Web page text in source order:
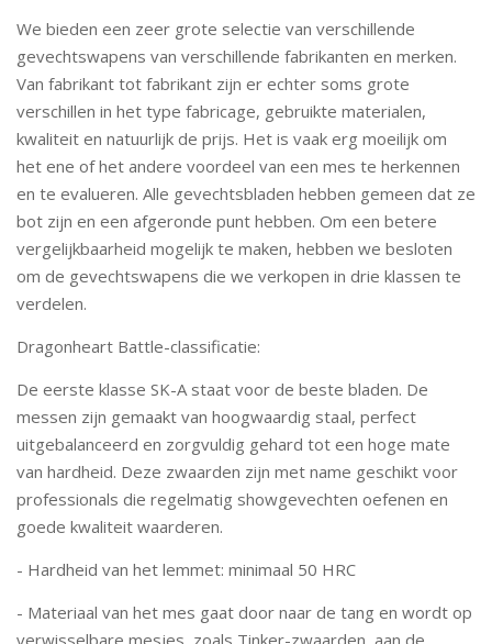
We bieden een zeer grote selectie van verschillende
gevechtswapens van verschillende fabrikanten en merken.
Van fabrikant tot fabrikant zijn er echter soms grote
verschillen in het type fabricage, gebruikte materialen,
kwaliteit en natuurlijk de prijs. Het is vaak erg moeilijk om
het ene of het andere voordeel van een mes te herkennen
en te evalueren. Alle gevechtsbladen hebben gemeen dat ze
bot zijn en een afgeronde punt hebben. Om een betere
vergelijkbaarheid mogelijk te maken, hebben we besloten
om de gevechtswapens die we verkopen in drie klassen te
verdelen.
Dragonheart Battle-classificatie:
De eerste klasse SK-A staat voor de beste bladen. De
messen zijn gemaakt van hoogwaardig staal, perfect
uitgebalanceerd en zorgvuldig gehard tot een hoge mate
van hardheid. Deze zwaarden zijn met name geschikt voor
professionals die regelmatig showgevechten oefenen en
goede kwaliteit waarderen.
- Hardheid van het lemmet: minimaal 50 HRC
- Materiaal van het mes gaat door naar de tang en wordt op
verwisselbare mesjes, zoals Tinker-zwaarden, aan de